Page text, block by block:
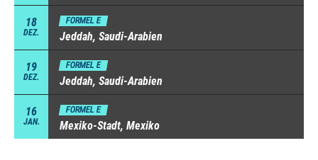
18
DEZ.
FORMEL E
Jeddah, Saudi-Arabien
19
DEZ.
FORMEL E
Jeddah, Saudi-Arabien
16
JAN.
FORMEL E
Mexiko-Stadt, Mexiko